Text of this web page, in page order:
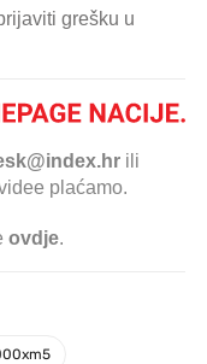
grešku u
ili
plaćamo.
ovdje.